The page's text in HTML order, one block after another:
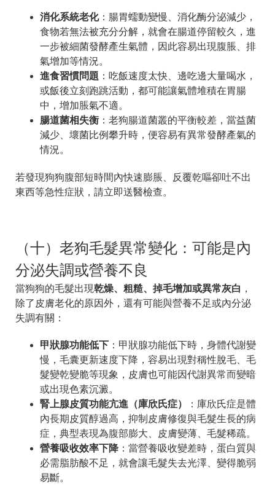
消化系統老化：腸胃蠕動變慢、消化酶分泌減少，
食物若無法被充分分解，就會在腸道停留較久，進
一步被細菌發酵產生氣體，因此容易出現腹脹、排
氣增加等情況。
進食習慣問題 ：吃飯速度太快、邊吃邊大量喝水，
或飯後立刻跑跳活動，都可能讓氣體堆積在胃腸
中，增加脹氣不適。
腸道菌相失衡 ：老狗腸道菌叢的平衡較差，當益菌
減少、壞菌比例攀升時，便容易有異常發酵產氣的
情況。
若發現狗狗腹部短時間內快速膨脹、反覆乾嘔卻吐不出
東西等急性症狀，請立即送醫檢查。
（十）老狗毛髮異常變化：可能是內
分泌失調或營養不良
當狗狗的毛髮出現乾燥、粗糙、掉毛增加或異常灰白 ，
除了皮膚老化的原因外，還有可能與營養不足或內分泌
失調有關：
甲狀腺功能低下 ：甲狀腺功能低下時，身體代謝變
慢，毛囊更新速度下降，容易出現對稱性脫毛、毛
髮變乾變脆等現象，皮膚也可能因代謝異常而變暗
或出現色素沉澱。
腎上腺皮質功能亢進（庫欣氏症）
：庫欣氏症是體
內長期皮質醇過高，抑制皮膚修復與毛髮生長的病
症，典型表現為腹部膨大、皮膚變薄、毛髮稀疏。
營養吸收效率下降 ：當營養吸收變差時，蛋白質與
必需脂肪酸不足，就會讓毛髮失去光澤、變得脆弱
易斷。